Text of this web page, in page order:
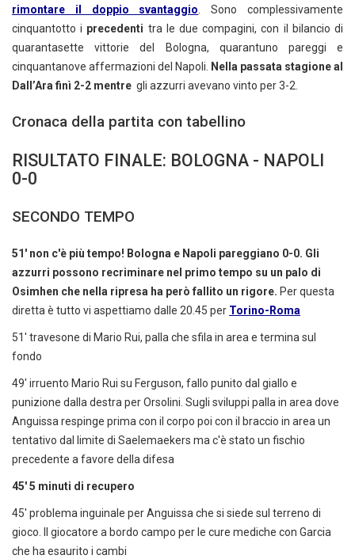
rimontare il doppio svantaggio. Sono complessivamente
cinquantotto i precedenti tra le due compagini, con il bilancio di
quarantasette vittorie del Bologna, quarantuno pareggi e
cinquantanove affermazioni del Napoli. Nella passata stagione al
Dall’Ara finì 2-2 mentre gli azzurri avevano vinto per 3-2.
Cronaca della partita con tabellino
RISULTATO FINALE: BOLOGNA - NAPOLI
0-0
SECONDO TEMPO
51' non c'è più tempo! Bologna e Napoli pareggiano 0-0. Gli
azzurri possono recriminare nel primo tempo su un palo di
Osimhen che nella ripresa ha però fallito un rigore. Per questa
diretta è tutto vi aspettiamo dalle 20.45 per Torino-Roma
51' travesone di Mario Rui, palla che sfila in area e termina sul
fondo
49' irruento Mario Rui su Ferguson, fallo punito dal giallo e
punizione dalla destra per Orsolini. Sugli sviluppi palla in area dove
Anguissa respinge prima con il corpo poi con il braccio in area un
tentativo dal limite di Saelemaekers ma c'è stato un fischio
precedente a favore della difesa
45' 5 minuti di recupero
45' problema inguinale per Anguissa che si siede sul terreno di
gioco. Il giocatore a bordo campo per le cure mediche con Garcia
che ha esaurito i cambi